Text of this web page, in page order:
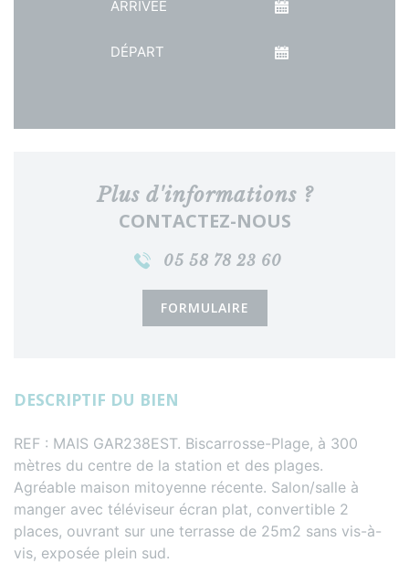
Plus d'informations ?
CONTACTEZ-NOUS
05 58 78 23 60
FORMULAIRE
DESCRIPTIF DU BIEN
REF : MAIS GAR238EST. Biscarrosse-Plage, à 300
mètres du centre de la station et des plages.
Agréable maison mitoyenne récente. Salon/salle à
manger avec téléviseur écran plat, convertible 2
places, ouvrant sur une terrasse de 25m2 sans vis-à-
vis, exposée plein sud.